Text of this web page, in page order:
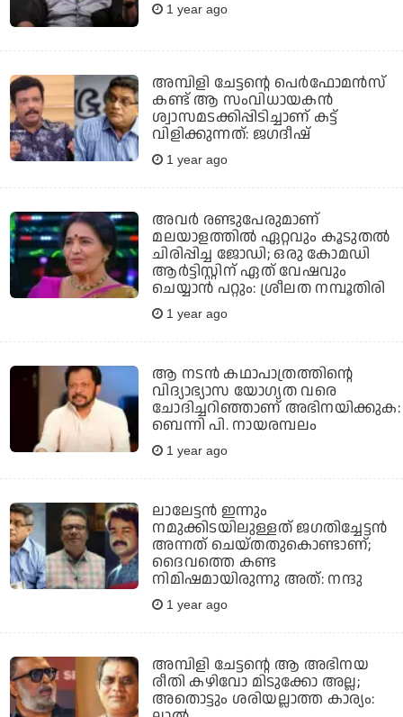
1 year ago
അമ്പിളി ചേട്ടന്റെ പെര്‍ഫോമന്‍സ്
കണ്ട് ആ സംവിധായകന്‍
ശ്വാസമടക്കിപ്പിടിച്ചാണ് കട്ട്
വിളിക്കുന്നത്: ജഗദീഷ്
1 year ago
അവർ രണ്ടുപേരുമാണ്
മലയാളത്തിൽ ഏറ്റവും കൂടുതൽ
ചിരിപ്പിച്ച ജോഡി; ഒരു കോമഡി
ആർട്ടിസ്റ്റിന് ഏത് വേഷവും
ചെയ്യാൻ പറ്റും: ശ്രീലത നമ്പൂതിരി
1 year ago
ആ നടന്‍ കഥാപാത്രത്തിന്റെ
വിദ്യാഭ്യാസ യോഗ്യത വരെ
ചോദിച്ചറിഞ്ഞാണ് അഭിനയിക്കുക:
ബെന്നി പി. നായരമ്പലം
1 year ago
ലാലേട്ടൻ ഇന്നും
നമുക്കിടയിലുള്ളത് ജഗതിച്ചേട്ടൻ
അന്നത് ചെയ്തതുകൊണ്ടാണ്;
ദൈവത്തെ കണ്ട
നിമിഷമായിരുന്നു അത്: നന്ദു
1 year ago
അമ്പിളി ചേട്ടന്റെ ആ അഭിനയ
രീതി കഴിവോ മിടുക്കോ അല്ല;
അതൊട്ടും ശരിയല്ലാത്ത കാര്യം: